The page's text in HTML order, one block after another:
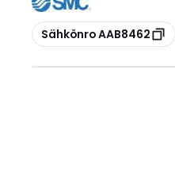
Kopioi
Sähkönro AAB8462